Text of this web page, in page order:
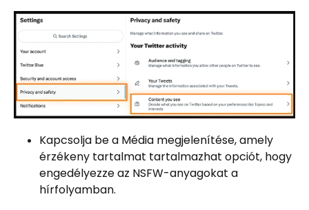
Kapcsolja be a Média megjelenítése, amely
érzékeny tartalmat tartalmazhat opciót, hogy
engedélyezze az NSFW-anyagokat a
hírfolyamban.